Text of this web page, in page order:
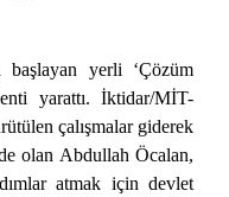
yerli ‘Çözüm
yarattı. İktidar/MİT-
çalışmalar giderek
olan Abdullah Öcalan,
atmak için devlet